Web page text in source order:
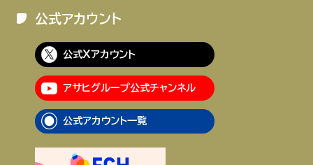
公式アカウント
公式Xアカウント
アサヒグループ公式チャンネル
公式アカウント一覧